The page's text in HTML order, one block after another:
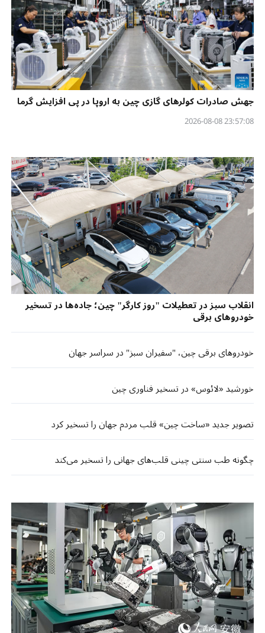
جهش صادرات کولرهای گازی چین به اروپا در پی افزایش گرما
23:57:08 2026-08-08
انقلاب سبز در تعطیلات "روز کارگر" چین؛ جاده‌ها در تسخیر
خودروهای برقی
خودروهای برقی چین، "سفیران سبز" در سراسر جهان
خورشید «لائوس» در تسخیر فناوری چین
تصویر جدید «ساخت چین» قلب مردم جهان را تسخیر کرد
چگونه طب سنتی چینی قلب‌های جهانی را تسخیر می‌کند